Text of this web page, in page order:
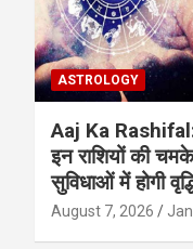
ASTROLOGY
Aaj Ka Rashifal:
इन राशियों की
सुविधाओं में होगी
August 7, 2026